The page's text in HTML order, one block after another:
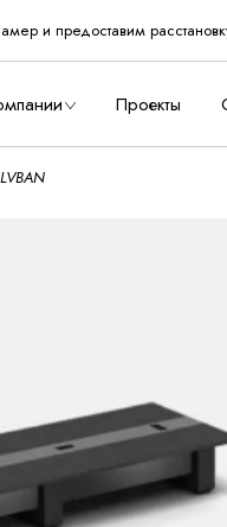
и предоставим
Проекты